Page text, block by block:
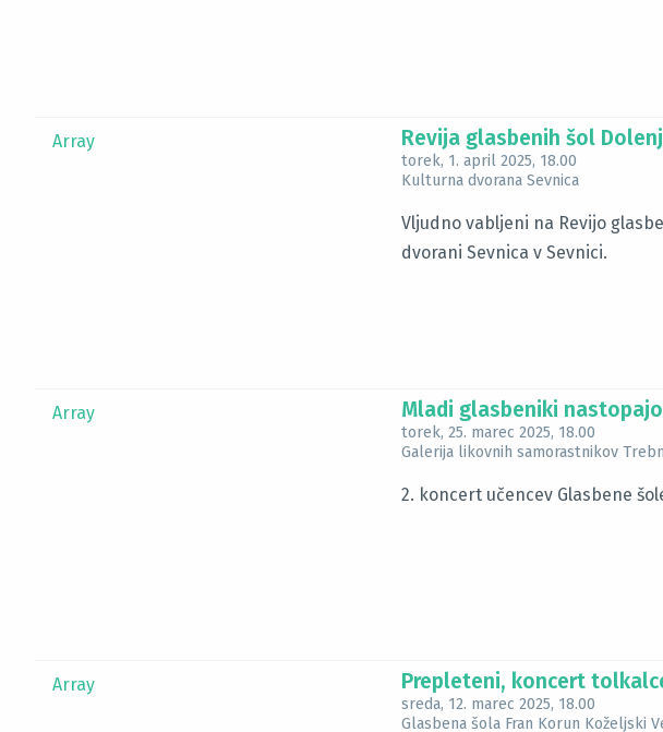
Array Revija glasbenih šol
torek, 1. april 2025, 18.00
Kulturna dvorana Sevnica
Vljudno vabljeni na Revijo
dvorani Sevnica v Sevnici.
Array Mladi glasbeniki
torek, 25. marec 2025, 18.00
Galerija likovnih samorastnikov
2. koncert učencev Glasbene
Array Prepleteni, koncert
sreda, 12. marec 2025, 18.00
Glasbena šola Fran Korun Koželjski